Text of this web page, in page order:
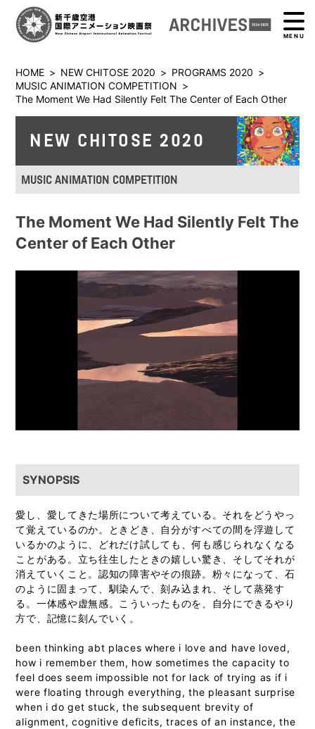
MENU
HOME > NEW CHITOSE 2020 > PROGRAMS 2020 >
MUSIC ANIMATION COMPETITION >
The Moment We Had Silently Felt The Center of Each Other
NEW CHITOSE 2020
MUSIC ANIMATION COMPETITION
The Moment We Had Silently Felt The
Center of Each Other
SYNOPSIS
愛し、愛してきた場所について考えている。それをどうやっ
て覚えているのか。ときどき、自分がすべての間を浮遊して
いるかのように、どれだけ試しても、何も感じられなくなる
ことがある。立ち往生したときの嬉しい驚き、そしてそれが
消えていくこと。認知の障害やその痕跡。粉々になって、石
のように固まって、馴染んで、刻み込まれ、そして蒸発す
る。一体感や虚無感。こういったものを、自分にできるやり
方で、記憶に刻んでいく。
been thinking abt places where i love and have loved,
how i remember them, how sometimes the capacity to
feel does seem impossible not for lack of trying as if i
were floating through everything, the pleasant surprise
when i do get stuck, the subsequent brevity of
alignment, cognitive deficits, traces of an instance, the